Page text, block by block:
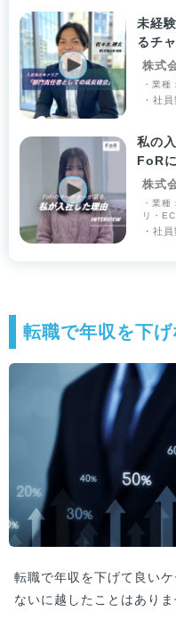
未経
るチ
株式
・業
・社
私の
FoR
株式
・業
リ・
・社
転職で年収を下
転職で年収を下げて良い
ないに越したことはありま